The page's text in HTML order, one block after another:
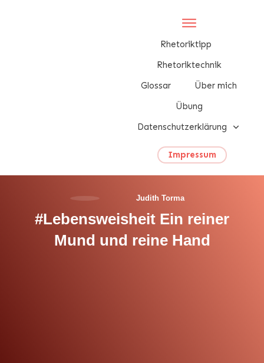
Rhetoriktipp
Rhetoriktechnik
Glossar
Über mich
Übung
Datenschutzerklärung
Impressum
Judith Torma
#Lebensweisheit Ein reiner
Mund und reine Hand